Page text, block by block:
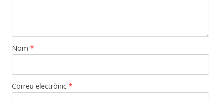
Nom *
Correu electrònic *